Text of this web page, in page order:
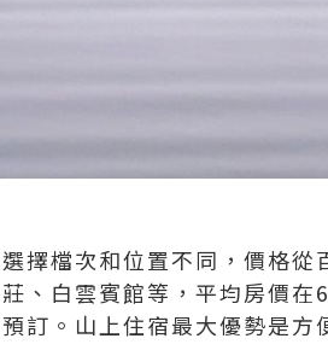
擇檔次和位置不同，價格從
、白雲賓館等，平均房價
訂。山上住宿最大優勢是方